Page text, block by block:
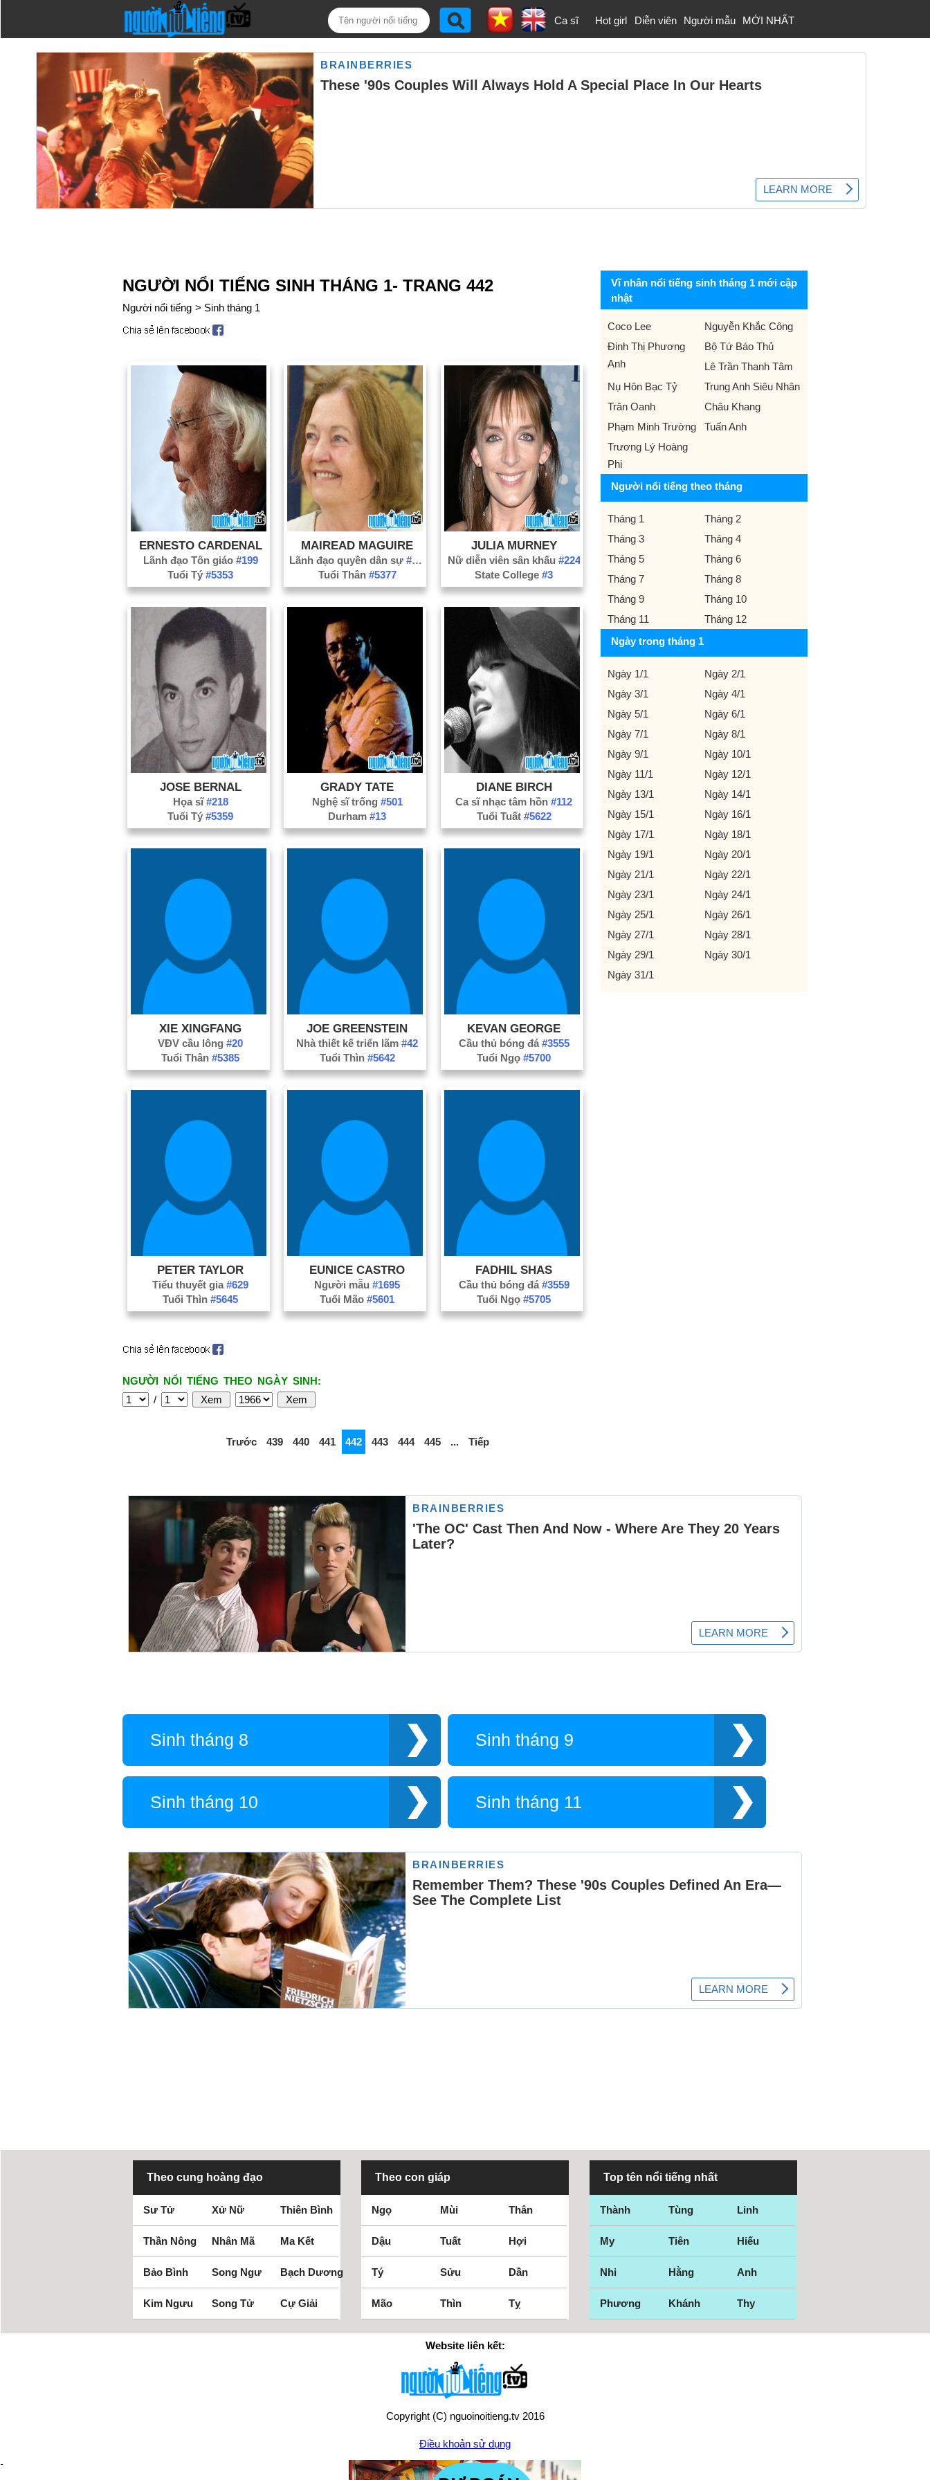
Ca sĩ Hot girl Diễn viên Người mẫu MỚI NHẤT
NGƯỜI NỔI TIẾNG SINH THÁNG 1- TRANG 442
Người nổi tiếng > Sinh tháng 1
ERNESTO CARDENAL
Lãnh đạo Tôn giáo #199
Tuổi Tý#5353
MAIREAD MAGUIRE
Lãnh đạo quyền dân sự#127
Tuổi Thân #5377
JULIA MURNEY
Nữ diễn viên sân khấu #224
State College#3
JOSE BERNAL
Họa sĩ#218
Tuổi Tý#5359
GRADY TATE
Nghệ sĩ trống #501
Durham#13
DIANE BIRCH
Ca sĩ nhạc tâm hồn#112
Tuổi Tuất #5622
XIE XINGFANG
VĐV cầu lông#20
Tuổi Thân#5385
JOE GREENSTEIN
Nhà thiết kế triển lãm#42
Tuổi Thìn #5642
KEVAN GEORGE
Cầu thủ bóng đá #3555
Tuổi Ngọ#5700
PETER TAYLOR
Tiểu thuyết gia#629
Tuổi Thìn#5645
EUNICE CASTRO
Người mẫu#1695
Tuổi Mão#5601
FADHIL SHAS
Cầu thủ bóng đá #3559
Tuổi Ngọ#5705
NGƯỜI NỔI TIẾNG THEO NGÀY SINH:
/
Trước 439 440 441 442 443 444 445 ... Tiếp
Vĩ nhân nổi tiếng sinh tháng 1 mới cập
nhật
Coco Lee
Nguyễn Khắc Công
Đinh Thị Phương
Anh
Bộ Tứ Báo Thủ
Lê Trần Thanh Tâm
Nụ Hôn Bạc Tỷ
Trung Anh Siêu Nhân
Trân Oanh
Châu Khang
Phạm Minh Trường
Tuấn Anh
Trương Lý Hoàng
Phi
Người nổi tiếng theo tháng
Tháng 1
Tháng 2
Tháng 3
Tháng 4
Tháng 5
Tháng 6
Tháng 7
Tháng 8
Tháng 9
Tháng 10
Tháng 11
Tháng 12
Ngày trong tháng 1
Ngày 1/1
Ngày 2/1
Ngày 3/1
Ngày 4/1
Ngày 5/1
Ngày 6/1
Ngày 7/1
Ngày 8/1
Ngày 9/1
Ngày 10/1
Ngày 11/1
Ngày 12/1
Ngày 13/1
Ngày 14/1
Ngày 15/1
Ngày 16/1
Ngày 17/1
Ngày 18/1
Ngày 19/1
Ngày 20/1
Ngày 21/1
Ngày 22/1
Ngày 23/1
Ngày 24/1
Ngày 25/1
Ngày 26/1
Ngày 27/1
Ngày 28/1
Ngày 29/1
Ngày 30/1
Ngày 31/1
Sinh tháng 8 Sinh tháng 9
Sinh tháng 10 Sinh tháng 11
Theo cung hoàng đạo
Sư Tử Xử Nữ Thiên Bình
Thần Nông Nhân Mã Ma Kết
Bảo Bình Song Ngư Bạch Dương
Kim Ngưu Song Tử Cự Giải
Theo con giáp
Ngọ Mùi Thân
Dậu Tuất Hợi
Tý Sửu Dần
Mão Thìn Tỵ
Top tên nổi tiếng nhất
Thành Tùng Linh
My Tiên Hiếu
Nhi Hằng Anh
Phương Khánh Thy
Website liên kết:
Copyright (C) nguoinoitieng.tv 2016
Điều khoản sử dụng